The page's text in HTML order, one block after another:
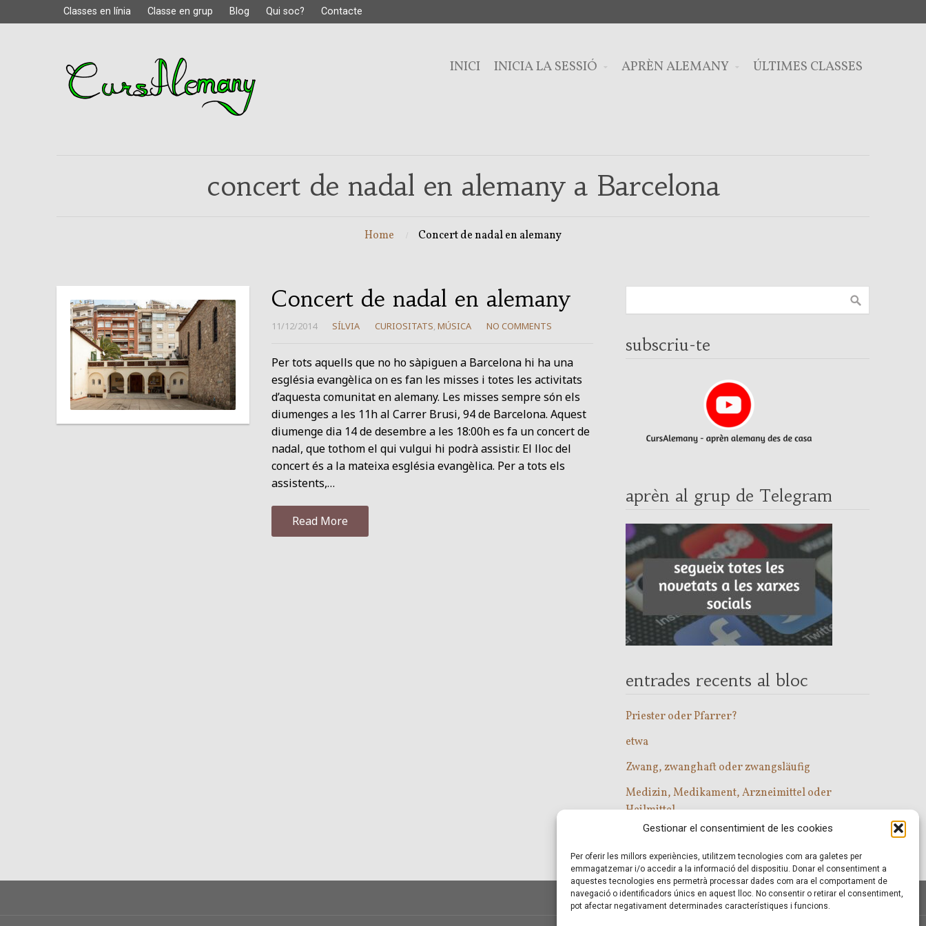
Gestionar el consentimient de les cookies
Per oferir les millors experiències, utilitzem tecnologies com ara galetes per
emmagatzemar i/o accedir a la informació del dispositiu. Donar el consentiment a
aquestes tecnologies ens permetrà processar dades com ara el comportament de
navegació o identificadors únics en aquest lloc. No consentir o retirar el consentiment,
pot afectar negativament determinades característiques i funcions.
Classes en línia Classe en grup Blog Qui soc? Contacte
INICI INICIA LA SESSIÓ APRÈN ALEMANY ÚLTIMES CLASSES
concert de nadal en alemany a Barcelona
Home Concert de nadal en alemany
Concert de nadal en alemany
11/12/2014 SÍLVIA CURIOSITATS, MÚSICA NO COMMENTS
Per tots aquells que no ho sàpiguen a Barcelona hi ha una
església evangèlica on es fan les misses i totes les activitats
d’aquesta comunitat en alemany. Les misses sempre són els
diumenges a les 11h al Carrer Brusi, 94 de Barcelona. Aquest
diumenge dia 14 de desembre a les 18:00h es fa un concert de
nadal, que tothom el qui vulgui hi podrà assistir. El lloc del
concert és a la mateixa església evangèlica. Per a tots els
assistents,…
Read More
subscriu-te
aprèn al grup de Telegram
entrades recents al bloc
Priester oder Pfarrer?
etwa
Zwang, zwanghaft oder zwangsläufig
Medizin, Medikament, Arzneimittel oder
Heilmittel
Com entrar a les classes d’alemany?